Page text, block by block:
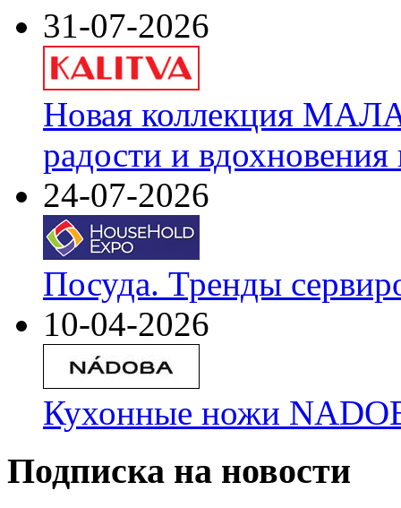
31-07-2026
Новая коллекция
радости и
24-07-2026
Посуда. Тренды
10-04-2026
Кухонные ножи
Подписка на новости